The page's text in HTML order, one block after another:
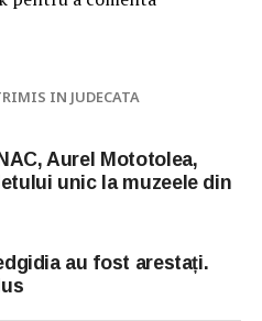
IN JUDECATA
Aurel Mototolea,
unic la muzeele din
au fost arestați.